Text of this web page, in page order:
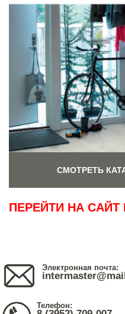
СМОТРЕТЬ
ПЕРЕЙТИ НА
Электронная почта:
Телефон: